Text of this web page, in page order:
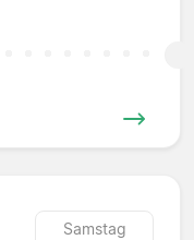
Samstag